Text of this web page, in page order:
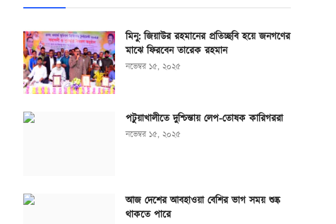
মিনু: জিয়াউর রহমানের প্রতিচ্ছবি হয়ে জনগণের
মাঝে ফিরবেন তারেক রহমান
নভেম্বর ১৫, ২০২৫
পটুয়াখালীতে দুশ্চিন্তায় লেপ-তোষক কারিগররা
নভেম্বর ১৫, ২০২৫
আজ দেশের আবহাওয়া বেশির ভাগ সময় শুষ্ক
থাকতে পারে